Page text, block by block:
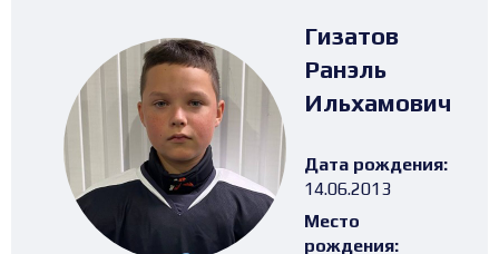
Гизатов
Ранэль
Ильхамович
Дата рождения:
14.06.2013
Место
рождения: